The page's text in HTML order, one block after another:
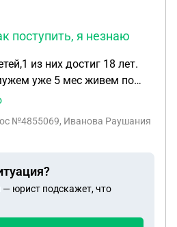
поступить, я незнаю
уже 5 мес живем по
узнала окончательно что
что я сошла сума,что
итд. Все 20 лет деньги
если надо,детские
то он ими распоряжался,он
№4855069, Иванова Раушания
юрист подскажет, что